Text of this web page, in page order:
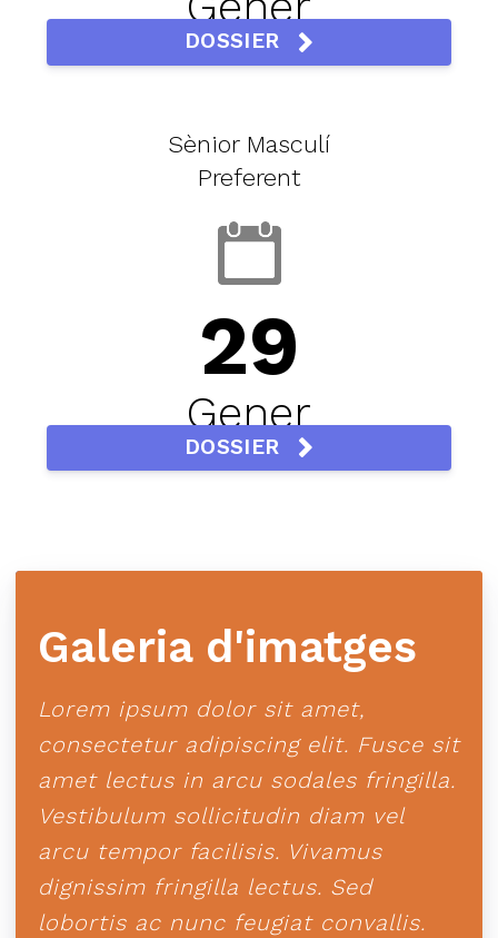
DOSSIER
Sènior Masculí
Preferent
29
Gener
DOSSIER
Galeria d'imatges
Lorem ipsum dolor sit amet,
consectetur adipiscing elit. Fusce sit
amet lectus in arcu sodales fringilla.
Vestibulum sollicitudin diam vel
arcu tempor facilisis. Vivamus
dignissim fringilla lectus. Sed
lobortis ac nunc feugiat convallis.